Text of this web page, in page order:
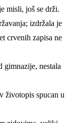
misli, još se drži.
izdržala je
crvenih zapisa ne
gimnazije, nestala
životopis spucan u